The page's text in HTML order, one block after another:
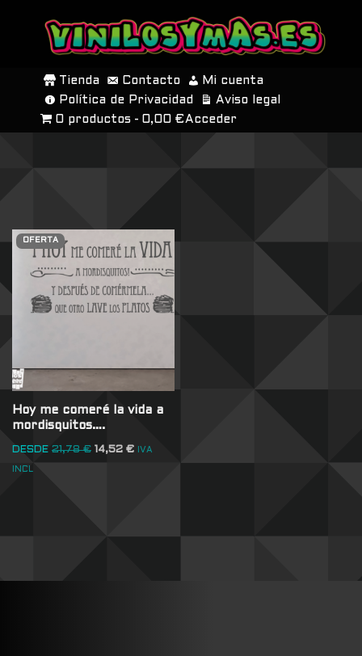
SALTAR
CONTENIDO
Tienda Contacto
Mi cuenta
Política de Privacidad
Aviso legal
0 productos
0,00 € Acceder
OFERTA
Hoy me comeré la vida a
mordisquitos….
DESDE 21,78€ 14,52 € IVA
INCL